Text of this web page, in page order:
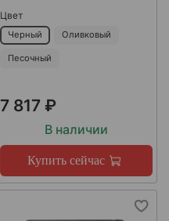
Цвет
Черный Оливковый
Песочный
7 817 ₽
В наличии
Купить сейчас